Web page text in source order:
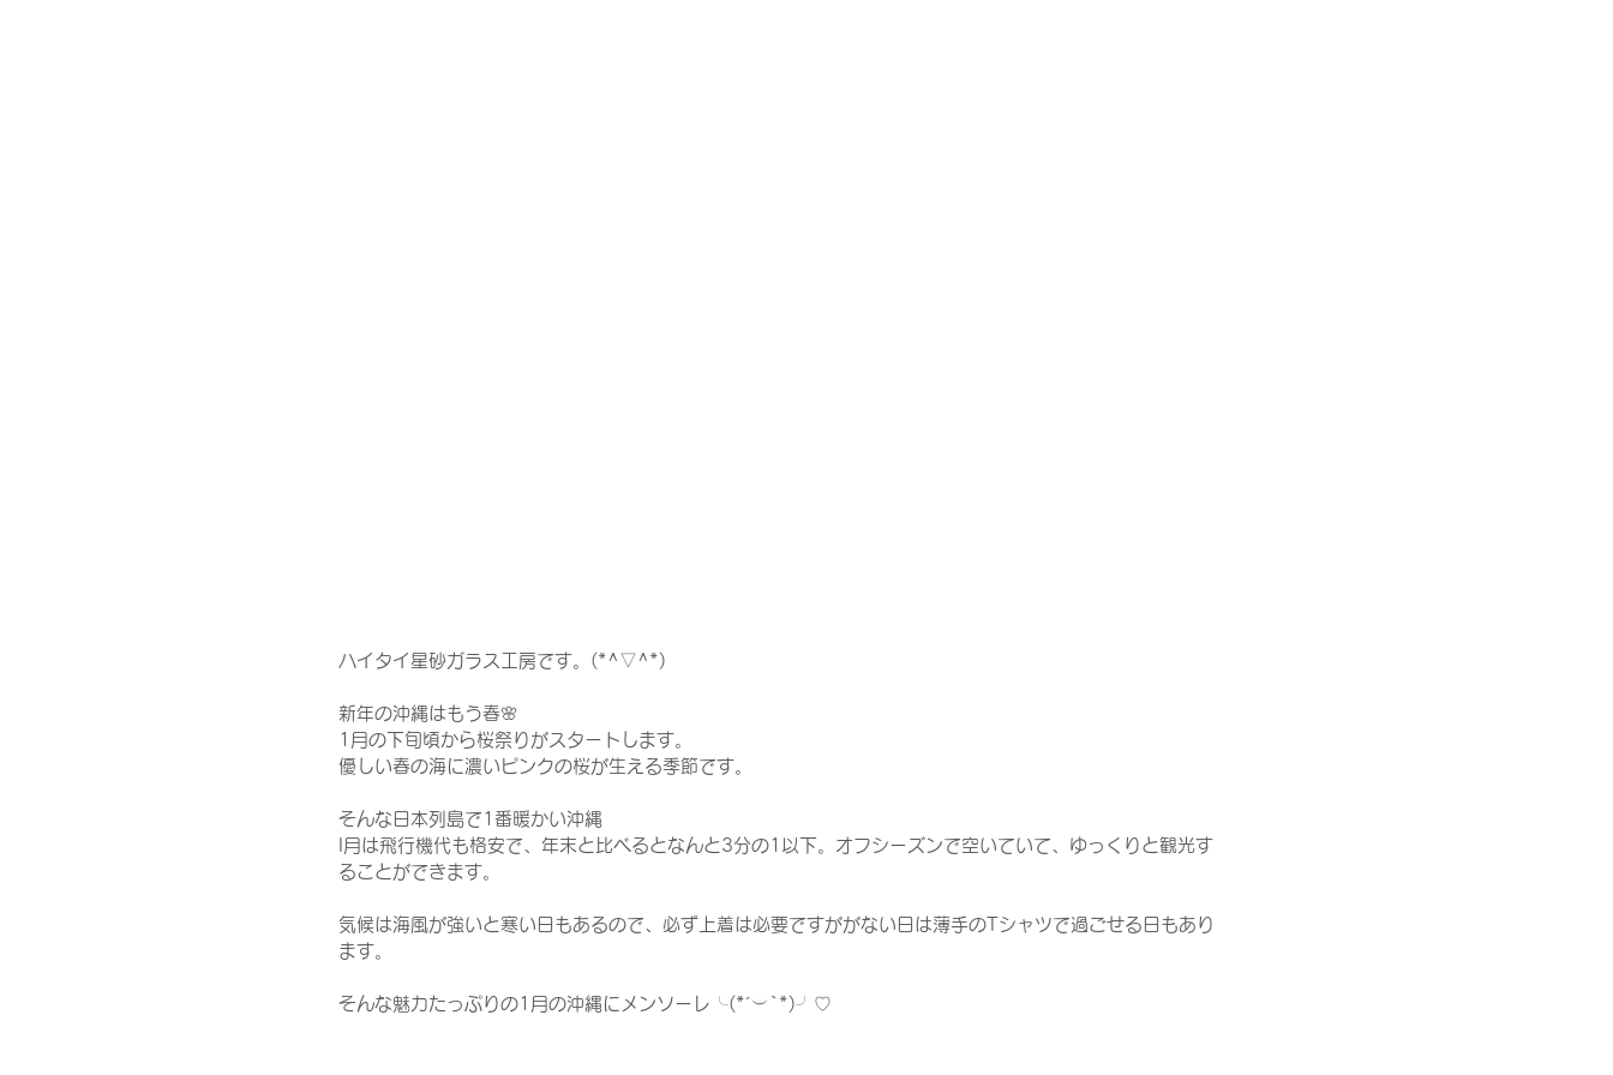
ハイタイ星砂ガラス工房です。(*^▽^*)
新年の沖縄はもう春🌸
1月の下旬頃から桜祭りがスタートします。
優しい春の海に濃いピンクの桜が生える季節です。
そんな日本列島で1番暖かい沖縄
I月は飛行機代も格安で、年末と比べるとなんと3分の1以下。オフシーズンで空いていて、ゆっくりと観光す
ることができます。
気候は海風が強いと寒い日もあるので、必ず上着は必要ですががない日は薄手のTシャツで過ごせる日もあり
ます。
そんな魅力たっぷりの1月の沖縄にメンソーレ╰(*´︶`*)╯♡